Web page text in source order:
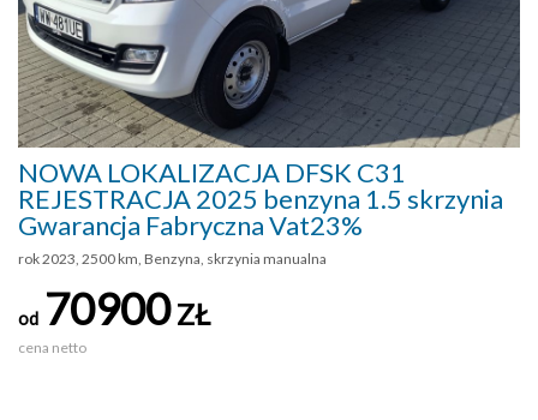
NOWA LOKALIZACJA DFSK C31
REJESTRACJA 2025 benzyna 1.5 skrzynia
Gwarancja Fabryczna Vat23%
rok 2023, 2500 km, Benzyna, skrzynia manualna
od 70900ZŁ
cena netto